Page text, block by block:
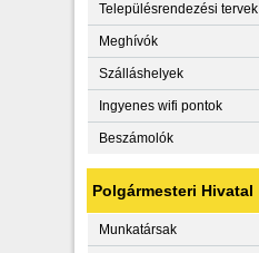
Településrendezési tervek
Meghívók
Szálláshelyek
Ingyenes wifi pontok
Beszámolók
Polgármesteri Hivatal
Munkatársak